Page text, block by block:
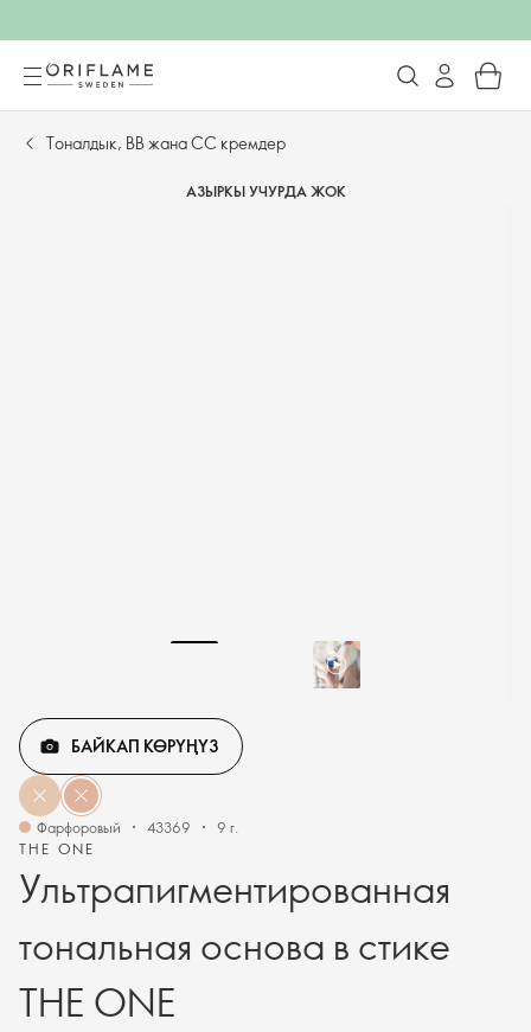
Тоналдык, BB жана CC кремдер​
АЗЫРКЫ УЧУРДА ЖОК
THE ONE
Ультрапигментированная
тональная основа в стике
THE ONE
БАЙКАП КӨРҮҢҮЗ
Фарфоровый 43369 9 г.